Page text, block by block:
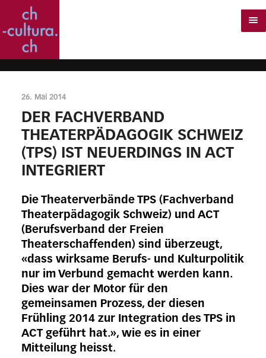
26. Mai 2014
DER FACHVERBAND
THEATERPÄDAGOGIK SCHWEIZ
(TPS) IST NEUERDINGS IN ACT
INTEGRIERT
Die Theaterverbände TPS (Fachverband
Theaterpädagogik Schweiz) und ACT
(Berufsverband der Freien
Theaterschaffenden) sind überzeugt,
«dass wirksame Berufs- und Kulturpolitik
nur im Verbund gemacht werden kann.
Dies war der Motor für den
gemeinsamen Prozess, der diesen
Frühling 2014 zur Integration des TPS in
ACT geführt hat.», wie es in einer
Mitteilung heisst.